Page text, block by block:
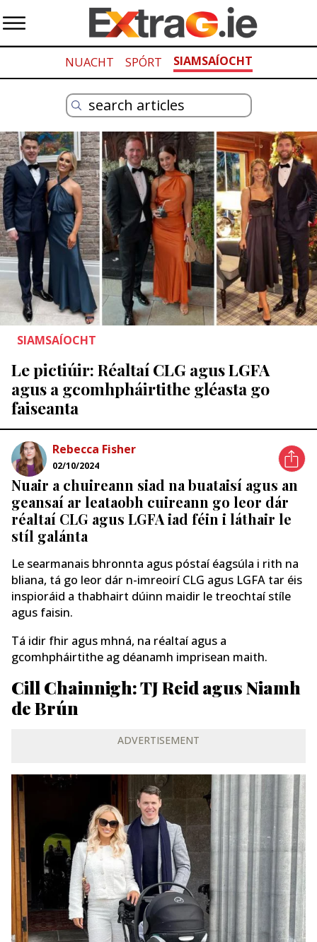
NUACHT SPÓRT SIAMSAÍOCHT
SIAMSAÍOCHT
Le pictiúir: Réaltaí CLG agus LGFA
agus a gcomhpháirtithe gléasta go
faiseanta
Rebecca Fisher
02/10/2024
Nuair a chuireann siad na buataisí agus an
geansaí ar leataobh cuireann go leor dár
réaltaí CLG agus LGFA iad féin i láthair le
stíl galánta
Le searmanais bhronnta agus póstaí éagsúla i rith na
bliana, tá go leor dár n-imreoirí CLG agus LGFA tar éis
inspioráid a thabhairt dúinn maidir le treochtaí stíle
agus faisin.
Tá idir fhir agus mhná, na réaltaí agus a
gcomhpháirtithe ag déanamh imprisean maith.
Cill Chainnigh: TJ Reid agus Niamh
de Brún
ADVERTISEMENT